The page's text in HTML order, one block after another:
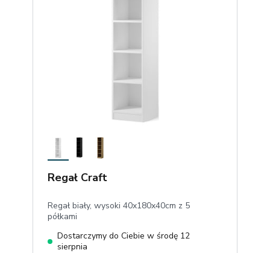
Regał Craft
Regał biały, wysoki 40x180x40cm z 5
półkami
Dostarczymy do Ciebie w środę 12
sierpnia